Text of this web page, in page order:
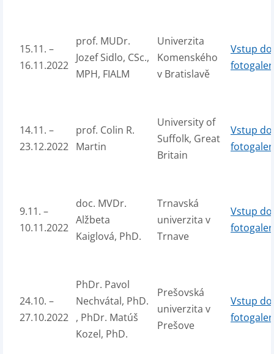
15.11. –
16.11.2022
prof. MUDr.
Jozef Sidlo, CSc.,
MPH, FIALM
Univerzita
Komenského
v Bratislavě
Vstup do
14.11. –
23.12.2022
prof. Colin R.
Martin
University of
Suffolk, Great
Britain
Vstup do
9.11. –
10.11.2022
doc. MVDr.
Alžbeta
Kaiglová, PhD.
Trnavská
univerzita v
Trnave
Vstup do
24.10. –
27.10.2022
PhDr. Pavol
Nechvátal, PhD.
, PhDr. Matúš
Kozel, PhD.
Prešovská
univerzita v
Prešove
Vstup do